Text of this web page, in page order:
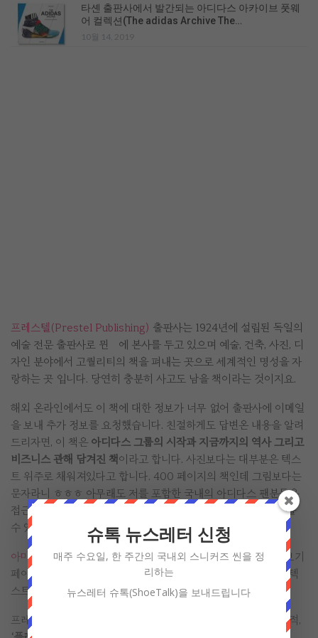
타셴 출판사에서 발간되는 아디다스 아카이브 풋웨
어 컬렉션(The adidas Archive The…
10월 14, 2019
프레스텔(Prestel Publishing) 출판사는 1924년에 설립된 독일의
예술 전문 출판사로 뮌휀에 본사를 두고 있으며 예술, 건축, 사진, 디
자인 분야에서 고퀄리티의 책을 펴내는 곳으로 세계적인 명성을 자
랑하는 곳 입니다. 당연히 충분히 사고도 남을 책이라는 것이지요.
해외 온라인에서도 이 책에 대한 정보가 너무 없어 출판사에 이메일
을 보내 추가 정보를 요청했습니다. 친절하게도 답변온 내용을 알려
드리자면, 이 책은 아디다스 그룹의 시작과 지금까지의 역사 그리고
비즈니스 관해 담겨진 책이라고 합니다. 사진보다는 대부분은 텍스
트 위주로 채워져있다고 합니다. 400 페이지의 책인데 그림보다는
문자라니 ㅎㅎㅎ 아무래도 저를 포함한 국내의 아디다스 팬분들은
접근이 어려울 수 있습니다 ㅠㅠ (출판사에서 추가 자료를 보내줄
수 있다고하니 도착하면 추가 업데이트하겠습니다.)
아마존 독일(독어판)의 상품 페이지의 링크를 따라가시면 미리보기
페이지가 제공되므로 구매 전 살펴볼 수 있습니다. 다만, 대부분 텍
스트 ㅎㅎㅎ
프레스텔 출판사를 통해 발간되는 아디다스의 역사를 담아낸 서적,
슈톡 뉴스레터 신청
매주 수요일, 한 주간의 국내외 스니커즈 씬을 정
리하는
뉴스레터 슈톡(ShoeTalk)을 보내드립니다